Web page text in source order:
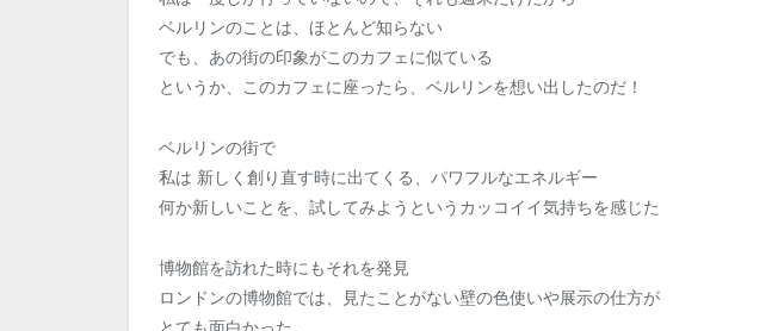
ベルリンのことは、ほとんど知らない
でも、あの街の印象がこのカフェに似ている
というか、このカフェに座ったら、ベルリンを想い出したのだ！
ベルリンの街で
私は 新しく創り直す時に出てくる、パワフルなエネルギー
何か新しいことを、試してみようというカッコイイ気持ちを感じた
博物館を訪れた時にもそれを発見
ロンドンの博物館では、見たことがない壁の色使いや展示の仕方が